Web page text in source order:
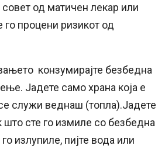
од матичен лекар или
го процени ризикот од
конзумирајте безбедна
Јадете само храна која е
служи веднаш (топла).Јадете
што сте го измиле со безбедна
излупиле, пијте вода или